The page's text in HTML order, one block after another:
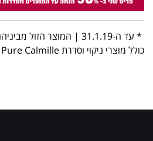
* עד ה-31.1.19 | המוצר
כולל מוצרי ניקוי וסדרת Pure Calmille